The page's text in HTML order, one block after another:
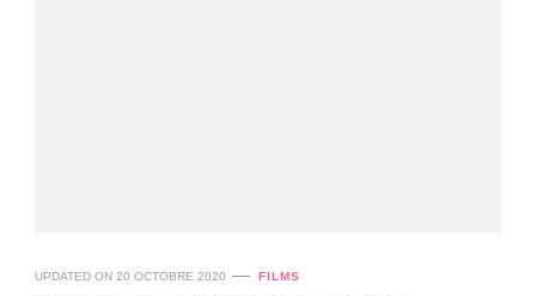
UPDATED ON 20 OCTOBRE 2020 FILMS